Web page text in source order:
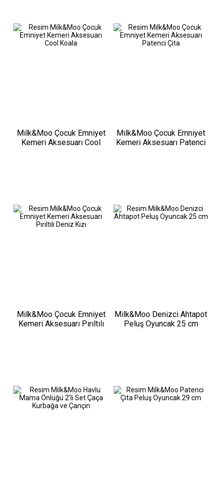
Milk&Moo Çocuk Emniyet
Kemeri Aksesuarı Cool
Milk&Moo Çocuk Emniyet
Kemeri Aksesuarı Patenci
Milk&Moo Çocuk Emniyet
Kemeri Aksesuarı Pırıltılı
Milk&Moo Denizci Ahtapot
Peluş Oyuncak 25 cm